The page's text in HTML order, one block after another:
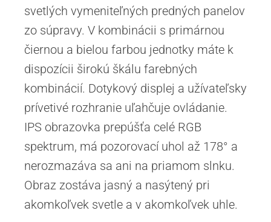
svetlých vymeniteľných predných panelov
zo súpravy. V kombinácii s primárnou
čiernou a bielou farbou jednotky máte k
dispozícii širokú škálu farebných
kombinácií. Dotykový displej a užívateľsky
prívetivé rozhranie uľahčuje ovládanie.
IPS obrazovka prepúšťa celé RGB
spektrum, má pozorovací uhol až 178° a
nerozmazáva sa ani na priamom slnku.
Obraz zostáva jasný a nasýtený pri
akomkoľvek svetle a v akomkoľvek uhle.